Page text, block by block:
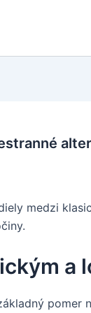
medzi
a
pomer